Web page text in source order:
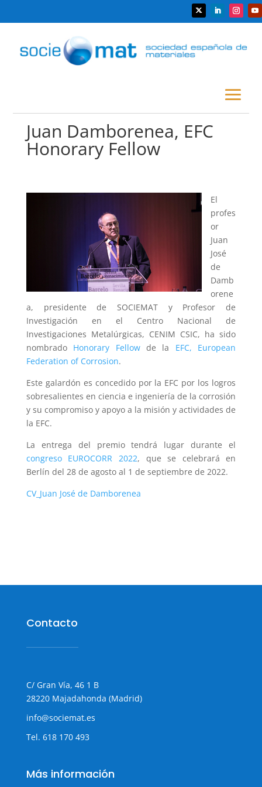
Juan Damborenea, EFC
Honorary Fellow
El
profes
or
Juan
José
de
Damb
orene
a, presidente de SOCIEMAT y Profesor de
Investigación en el Centro Nacional de
Investigaciones Metalúrgicas, CENIM CSIC, ha sido
nombrado Honorary Fellowde la EFC, European
Federation of Corrosion.
Este galardón es concedido por la EFC por los logros
sobresalientes en ciencia e ingeniería de la corrosión
y su compromiso y apoyo a la misión y actividades de
la EFC.
La entrega del premio tendrá lugar durante el
congreso EUROCORR 2022, que se celebrará en
Berlín del 28 de agosto al 1 de septiembre de 2022.
CV_Juan José de Damborenea
Contacto
C/ Gran Vía, 46 1 B
28220 Majadahonda (Madrid)
info@sociemat.es
Tel. 618 170 493
Más información